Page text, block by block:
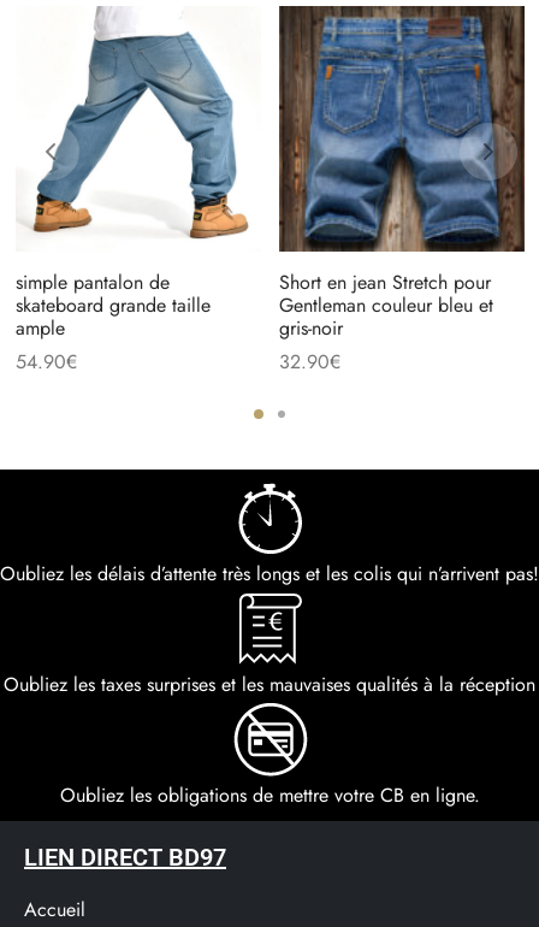
simple pantalon de
skateboard grande taille
ample
54.90€
Short en jean Stretch pour
Gentleman couleur bleu et
gris-noir
32.90€
Oubliez les délais d’attente très longs et les colis qui n’arrivent pas!
Oubliez les taxes surprises et les mauvaises qualités à la réception
Oubliez les obligations de mettre votre CB en ligne.
LIEN DIRECT BD97
Accueil